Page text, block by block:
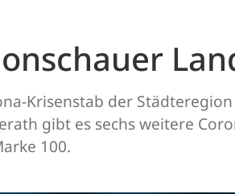
Krisenstab der
gibt es sechs weitere
100.